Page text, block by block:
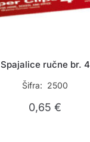
Spajalice ručne br. 4
Šifra: 2500
0,65€